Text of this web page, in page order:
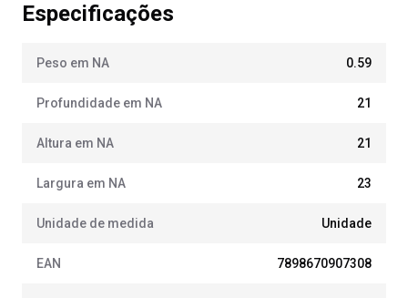
Especificações
Peso em NA 0.59
Profundidade em NA 21
Altura em NA 21
Largura em NA 23
Unidade de medida Unidade
EAN 7898670907308